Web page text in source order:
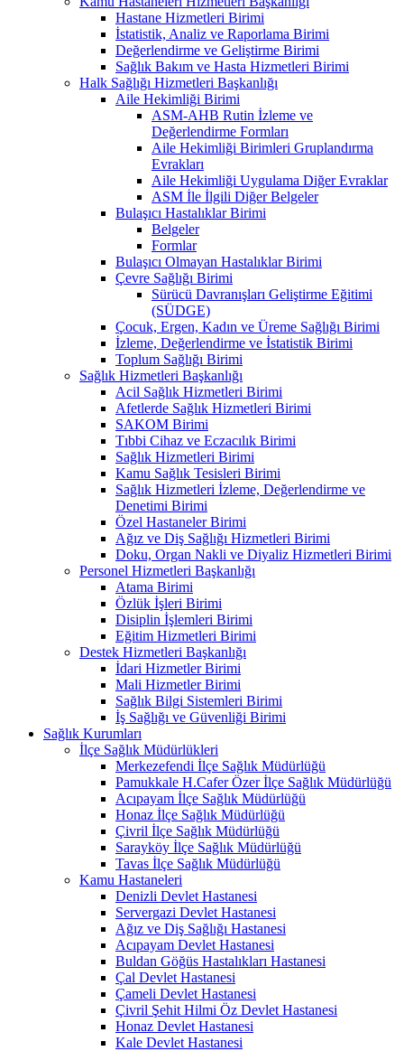
Hastane Hizmetleri Birimi
İstatistik, Analiz ve Raporlama Birimi
Değerlendirme ve Geliştirme Birimi
Sağlık Bakım ve Hasta Hizmetleri Birimi
Halk Sağlığı Hizmetleri Başkanlığı
Aile Hekimliği Birimi
ASM-AHB Rutin İzleme ve
Değerlendirme Formları
Aile Hekimliği Birimleri Gruplandırma
Evrakları
Aile Hekimliği Uygulama Diğer Evraklar
ASM İle İlgili Diğer Belgeler
Bulaşıcı Hastalıklar Birimi
Belgeler
Formlar
Bulaşıcı Olmayan Hastalıklar Birimi
Çevre Sağlığı Birimi
Sürücü Davranışları Geliştirme Eğitimi
(SÜDGE)
Çocuk, Ergen, Kadın ve Üreme Sağlığı Birimi
İzleme, Değerlendirme ve İstatistik Birimi
Toplum Sağlığı Birimi
Sağlık Hizmetleri Başkanlığı
Acil Sağlık Hizmetleri Birimi
Afetlerde Sağlık Hizmetleri Birimi
SAKOM Birimi
Tıbbi Cihaz ve Eczacılık Birimi
Sağlık Hizmetleri Birimi
Kamu Sağlık Tesisleri Birimi
Sağlık Hizmetleri İzleme, Değerlendirme ve
Denetimi Birimi
Özel Hastaneler Birimi
Ağız ve Diş Sağlığı Hizmetleri Birimi
Doku, Organ Nakli ve Diyaliz Hizmetleri Birimi
Personel Hizmetleri Başkanlığı
Atama Birimi
Özlük İşleri Birimi
Disiplin İşlemleri Birimi
Eğitim Hizmetleri Birimi
Destek Hizmetleri Başkanlığı
İdari Hizmetler Birimi
Mali Hizmetler Birimi
Sağlık Bilgi Sistemleri Birimi
İş Sağlığı ve Güvenliği Birimi
Sağlık Kurumları
İlçe Sağlık Müdürlükleri
Merkezefendi İlçe Sağlık Müdürlüğü
Pamukkale H.Cafer Özer İlçe Sağlık Müdürlüğü
Acıpayam İlçe Sağlık Müdürlüğü
Honaz İlçe Sağlık Müdürlüğü
Çivril İlçe Sağlık Müdürlüğü
Sarayköy İlçe Sağlık Müdürlüğü
Tavas İlçe Sağlık Müdürlüğü
Kamu Hastaneleri
Denizli Devlet Hastanesi
Servergazi Devlet Hastanesi
Ağız ve Diş Sağlığı Hastanesi
Acıpayam Devlet Hastanesi
Buldan Göğüs Hastalıkları Hastanesi
Çal Devlet Hastanesi
Çameli Devlet Hastanesi
Çivril Şehit Hilmi Öz Devlet Hastanesi
Honaz Devlet Hastanesi
Kale Devlet Hastanesi